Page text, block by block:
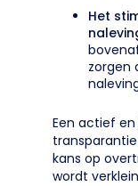
Het
zorgen
Een actief
kans op
wordt